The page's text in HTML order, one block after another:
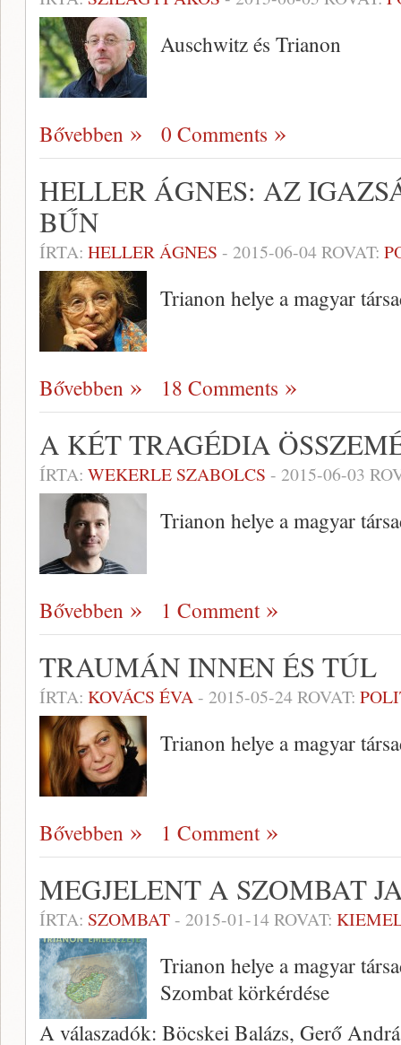
Auschwitz és Trianon
Bővebben 0 Comments
HELLER ÁGNES: AZ
BŰN
ÍRTA: HELLER ÁGNES - 2015-06-04ROVAT:
Trianon helye a magyar
Bővebben 18 Comments
A KÉT TRAGÉDIA
ÍRTA: WEKERLE SZABOLCS - 2015-06-03
Trianon helye a magyar
Bővebben 1 Comment
TRAUMÁN INNEN ÉS TÚL
ÍRTA: KOVÁCS ÉVA- 2015-05-24ROVAT:
Trianon helye a magyar
Bővebben 1 Comment
MEGJELENT A SZOMBAT
ÍRTA: SZOMBAT- 2015-01-14ROVAT:
Trianon helye a magyar
Szombat körkérdése
A válaszadók: Böcskei Balázs, Gerő